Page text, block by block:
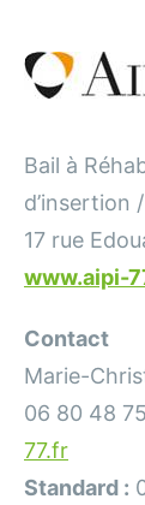
Bail à
d’insertion
17 rue
www.aipi-
Contact
Marie-
06 80 48
77.fr
Standard :